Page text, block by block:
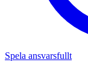
Spela ansvarsfullt